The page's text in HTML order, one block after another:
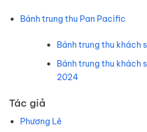
Bánh trung thu Pan Pacific
Bánh trung thu khách
Bánh trung thu khách
2024
Tác giả
Phương Lê